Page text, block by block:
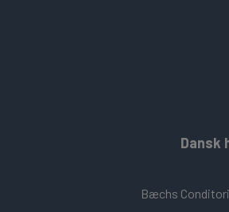
Dansk
Bæchs Conditori